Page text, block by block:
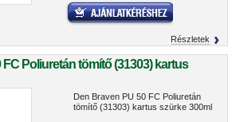
Részletek
FC Poliuretán tömítő (31303) kartus
Den Braven PU 50 FC Poliuretán
tömítő (31303) kartus szürke 300ml